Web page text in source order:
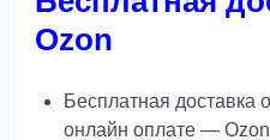
Ozon
Бесплатная доставка
онлайн оплате — Ozon